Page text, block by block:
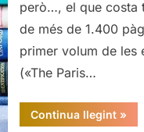
però…, el que costa
de més de 1.400
primer volum de les
(«The Paris…
Continua llegint“«The
Paris
»